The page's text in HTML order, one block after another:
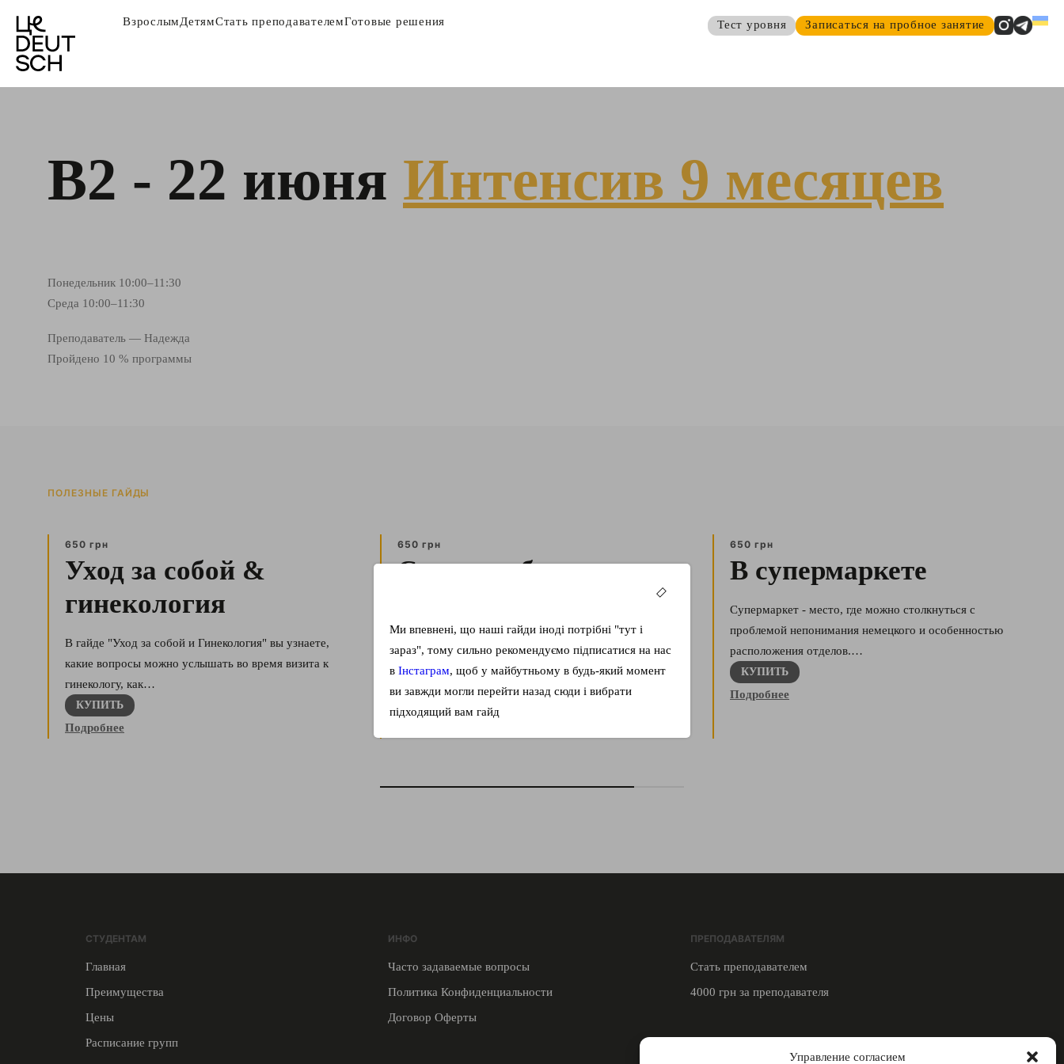
Управление согласием
ВзрослымДетямСтать преподавателемГотовые решения Тест уровня Записаться на пробное занятие
В2 - 22 июня Интенсив 9 месяцев
Понедельник 10:00–11:30
Среда 10:00–11:30
Преподаватель — Надежда
Пройдено 10 % программы
ПОЛЕЗНЫЕ ГАЙДЫ
650 грн
Уход за собой &
гинекология
В гайде "Уход за собой и Гинекология" вы узнаете,
какие вопросы можно услышать во время визита к
гинекологу, как…
КУПИТЬ
Подробнее
650 грн
Слова любви
хочешь выразить чувства любимому человеку или
поговорить на тему…
КУПИТЬ
Подробнее
650 грн
В супермаркете
Супермаркет - место, где можно столкнуться с
проблемой непонимания немецкого и особенностью
расположения отделов.…
КУПИТЬ
Подробнее
Ми впевнені, що наші гайди іноді потрібні "тут і
зараз", тому сильно рекомендуємо підписатися на нас
в Інстаграм, щоб у майбутньому в будь-який момент
ви завжди могли перейти назад сюди і вибрати
підходящий вам гайд
СТУДЕНТАМ
Главная
Преимущества
Цены
Расписание групп
ИНФО
Часто задаваемые вопросы
Политика Конфиденциальности
Договор Оферты
ПРЕПОДАВАТЕЛЯМ
Стать преподавателем
4000 грн за преподавателя